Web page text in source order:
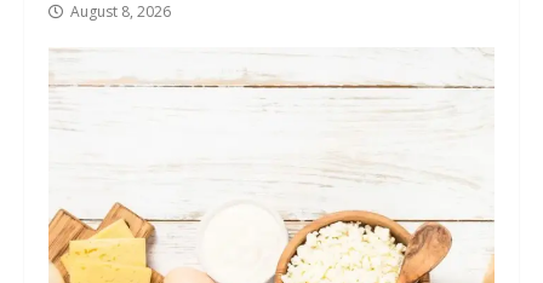
August 8, 2026